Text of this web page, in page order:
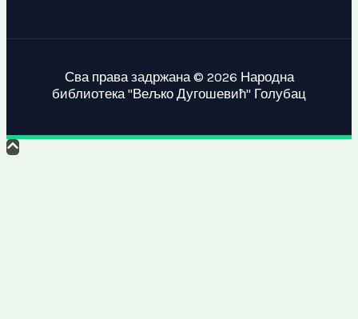
Сва права задржана © 2026 Народна
библиотека "Вељко Дугошевић" Голубац